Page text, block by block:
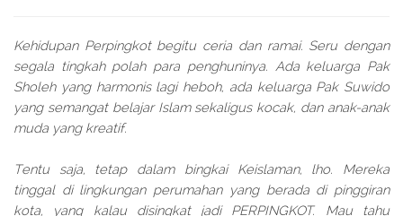
Kehidupan Perpingkot begitu ceria dan ramai. Seru dengan
segala tingkah polah para penghuninya. Ada keluarga Pak
Sholeh yang harmonis lagi heboh, ada keluarga Pak Suwido
yang semangat belajar Islam sekaligus kocak, dan anak-anak
muda yang kreatif.
Tentu saja, tetap dalam bingkai Keislaman, lho. Mereka
tinggal di lingkungan perumahan yang berada di pinggiran
kota, yang kalau disingkat jadi PERPINGKOT. Mau tahu